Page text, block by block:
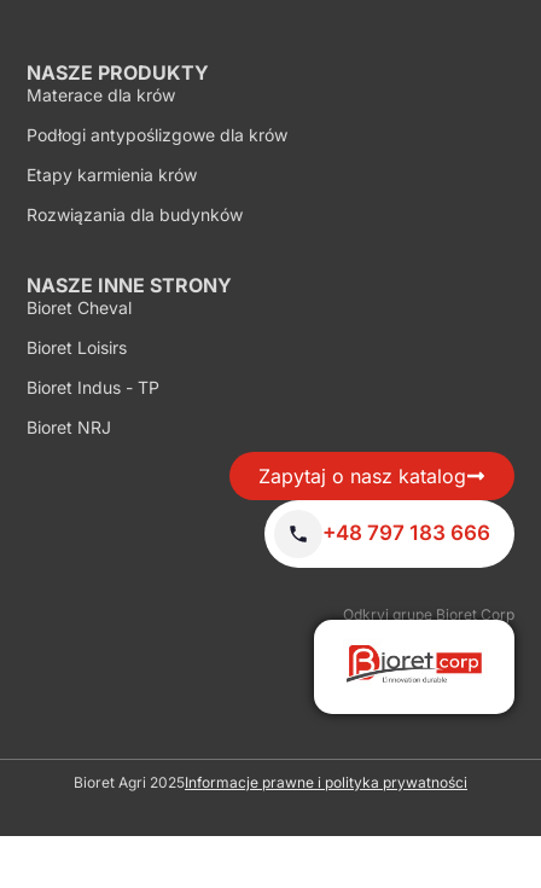
NASZE PRODUKTY
Materace dla krów
Podłogi antypoślizgowe dla krów
Etapy karmienia krów
Rozwiązania dla budynków
NASZE INNE STRONY
Bioret Cheval
Bioret Loisirs
Bioret Indus - TP
Bioret NRJ
Zapytaj o nasz katalog
+48 797 183 666
Odkryj grupę Bioret Corp
Bioret Agri 2025Informacje prawne i polityka prywatności